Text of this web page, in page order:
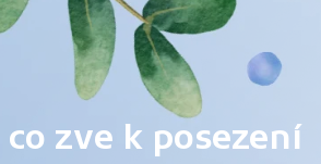
co zve k posezení